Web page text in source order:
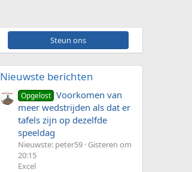
Steun ons
Nieuwste berichten
Opgelost Voorkomen van
meer wedstrijden als dat er
tafels zijn op dezelfde
speeldag
Nieuwste: peter59 Gisteren om
20:15
Excel